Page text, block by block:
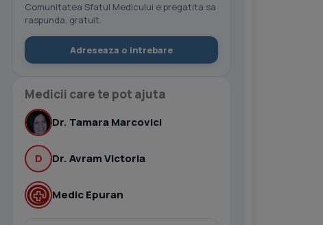
Comunitatea Sfatul Medicului e pregatita sa
raspunda, gratuit.
Adreseaza o intrebare
Medicii care te pot ajuta
Dr. Tamara Marcovici
D Dr. Avram Victoria
Medic Epuran